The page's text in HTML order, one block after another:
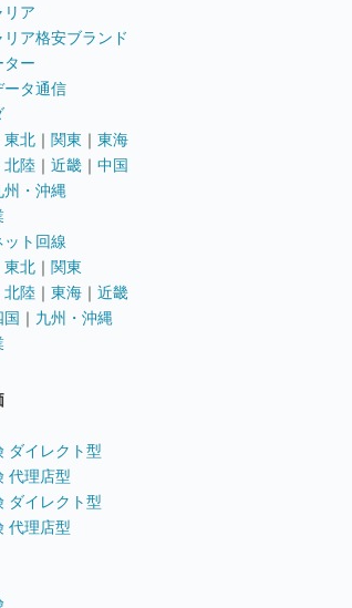
リア
ア格安ブランド
ター
ータ通信
東北 ｜ 関東 ｜ 東海
北陸 ｜ 近畿 ｜ 中国
州・沖縄
ット回線
東北 ｜ 関東
北陸 ｜ 東海 ｜ 近畿
｜ 九州・沖縄
ダイレクト型
代理店型
ダイレクト型
代理店型